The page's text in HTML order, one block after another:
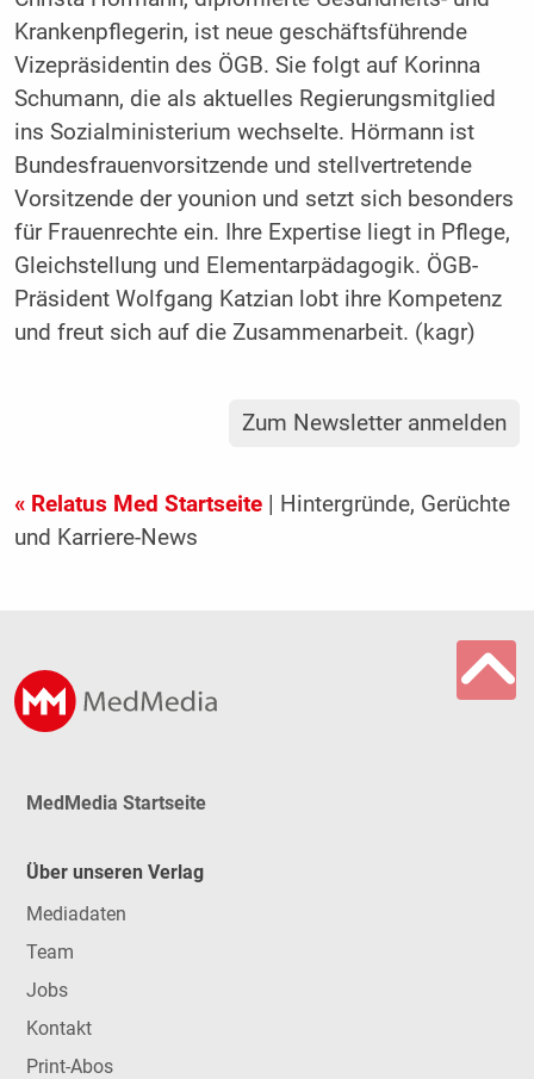
Krankenpflegerin, ist neue geschäftsführende
Vizepräsidentin des ÖGB. Sie folgt auf Korinna
Schumann, die als aktuelles Regierungsmitglied
ins Sozialministerium wechselte. Hörmann ist
Bundesfrauenvorsitzende und stellvertretende
Vorsitzende der younion und setzt sich besonders
für Frauenrechte ein. Ihre Expertise liegt in Pflege,
Gleichstellung und Elementarpädagogik. ÖGB-
Präsident Wolfgang Katzian lobt ihre Kompetenz
und freut sich auf die Zusammenarbeit. (kagr)
Zum Newsletter anmelden
« Relatus Med Startseite| Hintergründe, Gerüchte
und Karriere-News
MedMedia Startseite
Über unseren Verlag
Mediadaten
Team
Jobs
Kontakt
Print-Abos